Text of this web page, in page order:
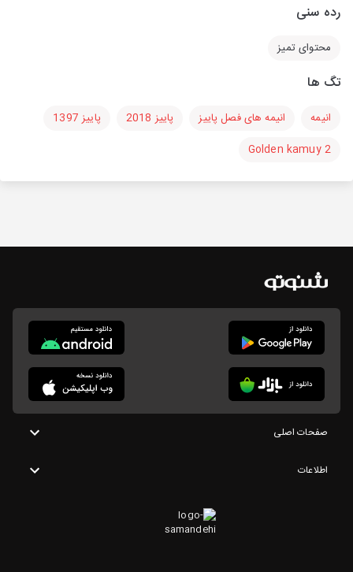
رده سنی
محتوای تمیز
تگ ها
انیمه انیمه های فصل پاییز پاییز 2018
پاییز 1397
Golden kamuy 2
صفحات اصلی
اطلاعات